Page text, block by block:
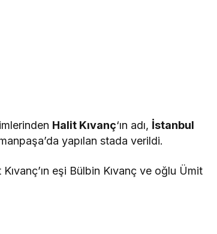
Halit Kıvanç‘ın adı, İstanbul
yapılan stada verildi.
Kıvanç’ın eşi Bülbin Kıvanç ve oğlu Ümit